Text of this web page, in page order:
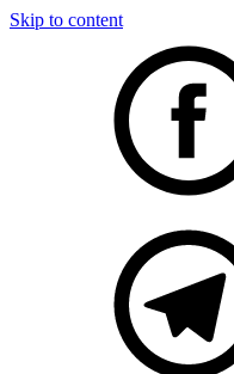
Skip to content